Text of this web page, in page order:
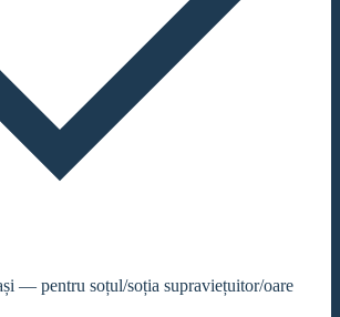
— pentru soțul/soția supraviețuitor/oare